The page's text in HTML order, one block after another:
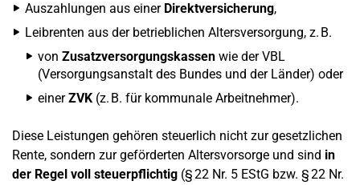
Auszahlungen aus einer Direktversicherung,
Leibrenten aus der betrieblichen Altersversorgung, z. B.
von Zusatzversorgungskassen wie der VBL
(Versorgungsanstalt des Bundes und der Länder) oder
einerZVK (z. B. für kommunale Arbeitnehmer).
Diese Leistungen gehören steuerlich nicht zur gesetzlichen
Rente, sondern zur geförderten Altersvorsorge und sind in
der Regel voll steuerpflichtig (§ 22 Nr. 5 EStG bzw. § 22 Nr.